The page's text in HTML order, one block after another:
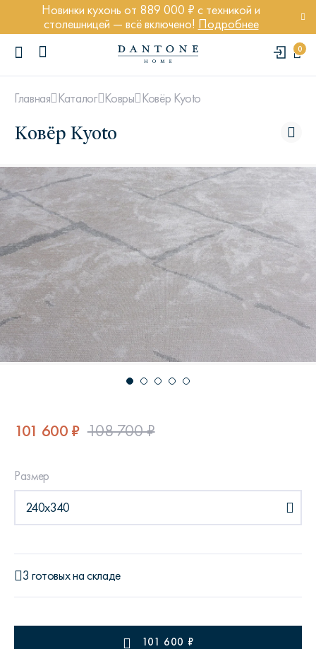
Новинки кухонь от 889 000 ₽ с техникой и
столешницей — всё включено! Подробнее
0
ПОПУЛЯРНЫЕ ЗАПРОСЫ
Диван Марсель
Кресло Энди
Кровать Ньюбери
Стул Престон
Textures
Главная Каталог Ковры Ковёр Kyoto
Ковёр Kyoto
101 600 ₽ 108 700 ₽
Размер
240x340
3 готовых на складе
101 600 ₽